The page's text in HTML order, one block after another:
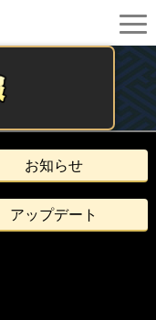
お知らせ
アップデート